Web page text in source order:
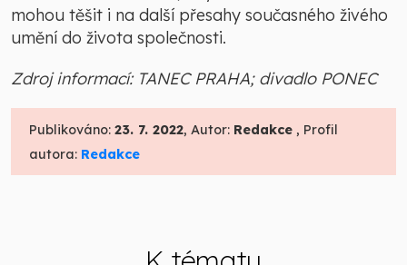
mohou těšit i na další přesahy současného živého
umění do života společnosti.
Zdroj informací: TANEC PRAHA; divadlo PONEC
Publikováno: 23. 7. 2022, Autor: Redakce , Profil
autora: Redakce